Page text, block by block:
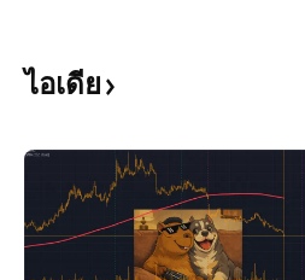
ไอเดีย